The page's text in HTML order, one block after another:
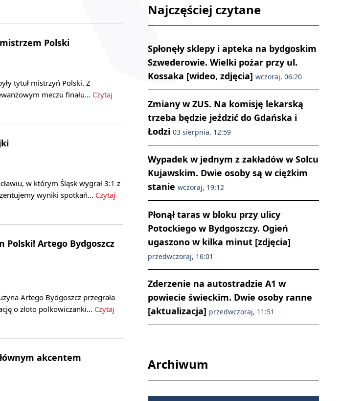
Polski
tytuł mistrzyń Polski. Z
meczu finału… Czytaj
w którym Śląsk wygrał 3:1 z
wyniki spotkań… Czytaj
Polski! Artego Bydgoszcz
Artego Bydgoszcz przegrała
o złoto polkowiczanki… Czytaj
akcentem
Najczęściej czytane
Spłonęły sklepy i apteka na bydgoskim
Szwederowie. Wielki pożar przy ul.
Kossaka [wideo, zdjęcia] wczoraj, 06:20
Zmiany w ZUS. Na komisję lekarską
trzeba będzie jeździć do Gdańska i
Łodzi 03 sierpnia, 12:59
Wypadek w jednym z zakładów w Solcu
Kujawskim. Dwie osoby są w ciężkim
stanie wczoraj, 19:12
Płonął taras w bloku przy ulicy
Potockiego w Bydgoszczy. Ogień
ugaszono w kilka minut [zdjęcia]
przedwczoraj, 16:01
Zderzenie na autostradzie A1 w
powiecie świeckim. Dwie osoby ranne
[aktualizacja] przedwczoraj, 11:51
Archiwum